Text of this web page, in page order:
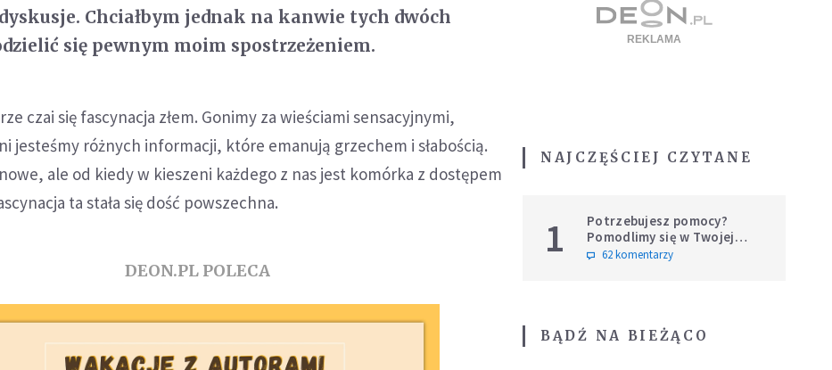
Chciałbym jednak na kanwie tych dwóch
się pewnym moim spostrzeżeniem.
czai się fascynacja złem. Gonimy za wieściami sensacyjnymi,
jesteśmy różnych informacji, które emanują grzechem i słabością.
ale od kiedy w kieszeni każdego z nas jest komórka z dostępem
ta stała się dość powszechna.
DEON.PL POLECA
NAJCZĘŚCIEJ CZYTANE
1
Potrzebujesz pomocy?
Pomodlimy się w Twojej
intencji
62 komentarzy
BĄDŹ NA BIEŻĄCO